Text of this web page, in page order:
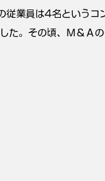
従業員は4名というコ
た。その頃、Ｍ＆Ａ